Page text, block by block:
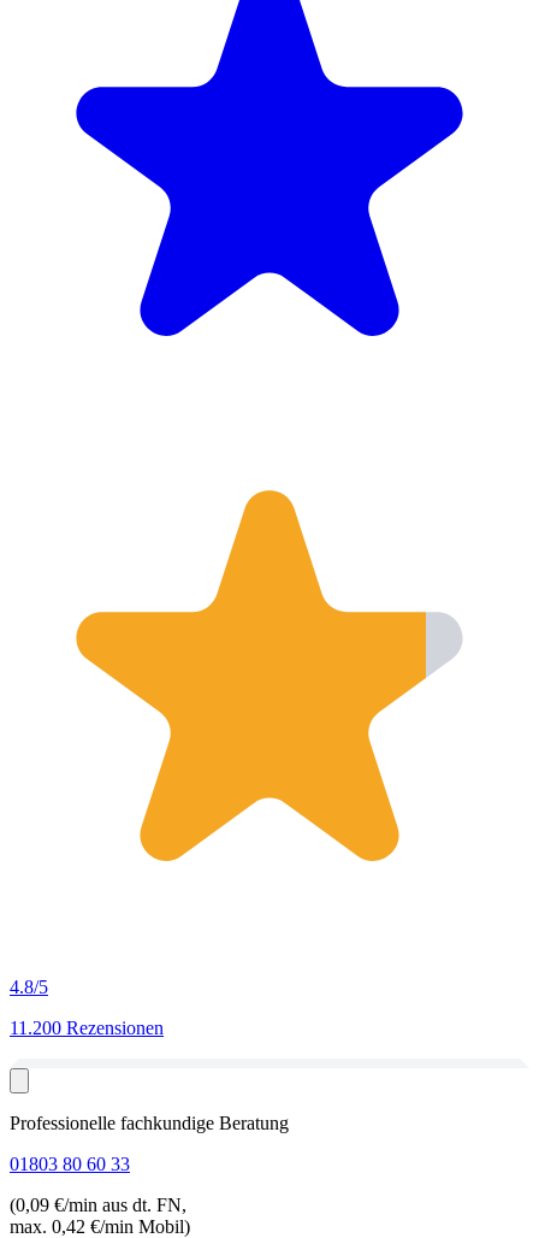
4.8/5
11.200 Rezensionen
Professionelle fachkundige Beratung
01803 80 60 33
(0,09 €/min aus dt. FN,
max. 0,42 €/min Mobil)